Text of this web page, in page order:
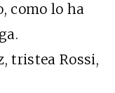
como lo ha
tristea Rossi,